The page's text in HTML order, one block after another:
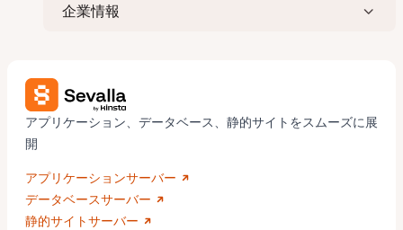
企業情報
アプリケーション、データベース、静的サイトをスムーズに展
開
アプリケーションサーバー
データベースサーバー
静的サイトサーバー